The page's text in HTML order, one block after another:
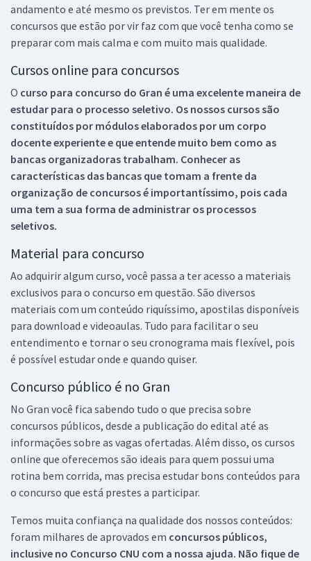
andamento e até mesmo os previstos. Ter em mente os
concursos que estão por vir faz com que você tenha como se
preparar com mais calma e com muito mais qualidade.
Cursos online para concursos
O curso para concurso do Gran é uma excelente maneira de
estudar para o processo seletivo. Os nossos cursos são
constituídos por módulos elaborados por um corpo
docente experiente e que entende muito bem como as
bancas organizadoras trabalham. Conhecer as
características das bancas que tomam a frente da
organização de concursos é importantíssimo, pois cada
uma tem a sua forma de administrar os processos
seletivos.
Material para concurso
Ao adquirir algum curso, você passa a ter acesso a materiais
exclusivos para o concurso em questão. São diversos
materiais com um conteúdo riquíssimo, apostilas disponíveis
para download e videoaulas. Tudo para facilitar o seu
entendimento e tornar o seu cronograma mais flexível, pois
é possível estudar onde e quando quiser.
Concurso público é no Gran
No Gran você fica sabendo tudo o que precisa sobre
concursos públicos, desde a publicação do edital até as
informações sobre as vagas ofertadas. Além disso, os cursos
online que oferecemos são ideais para quem possui uma
rotina bem corrida, mas precisa estudar bons conteúdos para
o concurso que está prestes a participar.
Temos muita confiança na qualidade dos nossos conteúdos:
foram milhares de aprovados em concursos públicos,
inclusive no Concurso CNU com a nossa ajuda. Não fique de